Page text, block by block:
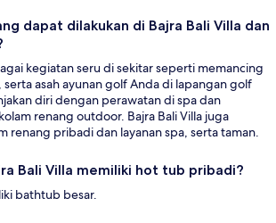
dapat dilakukan di Bajra Bali Villa dan
kegiatan seru di sekitar seperti memancing
asah ayunan golf Anda di lapangan golf
diri dengan perawatan di spa dan
renang outdoor. Bajra Bali Villa juga
renang pribadi dan layanan spa, serta taman.
Bali Villa memiliki hot tub pribadi?
bathtub besar.